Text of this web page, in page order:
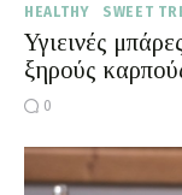
HEALTHY SWEET
Υγιεινές
ξηρούς
0